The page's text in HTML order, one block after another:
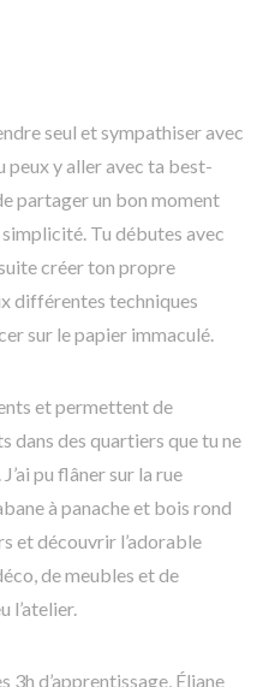
seul et sympathiser avec
peux y aller avec ta best-
partager un bon moment
Tu débutes avec
créer ton propre
différentes techniques
sur le papier immaculé.
et permettent de
dans des quartiers que tu ne
pu flâner sur la rue
à panache et bois rond
et découvrir l’adorable
de meubles et de
l’atelier.
3h d’apprentissage, Éliane